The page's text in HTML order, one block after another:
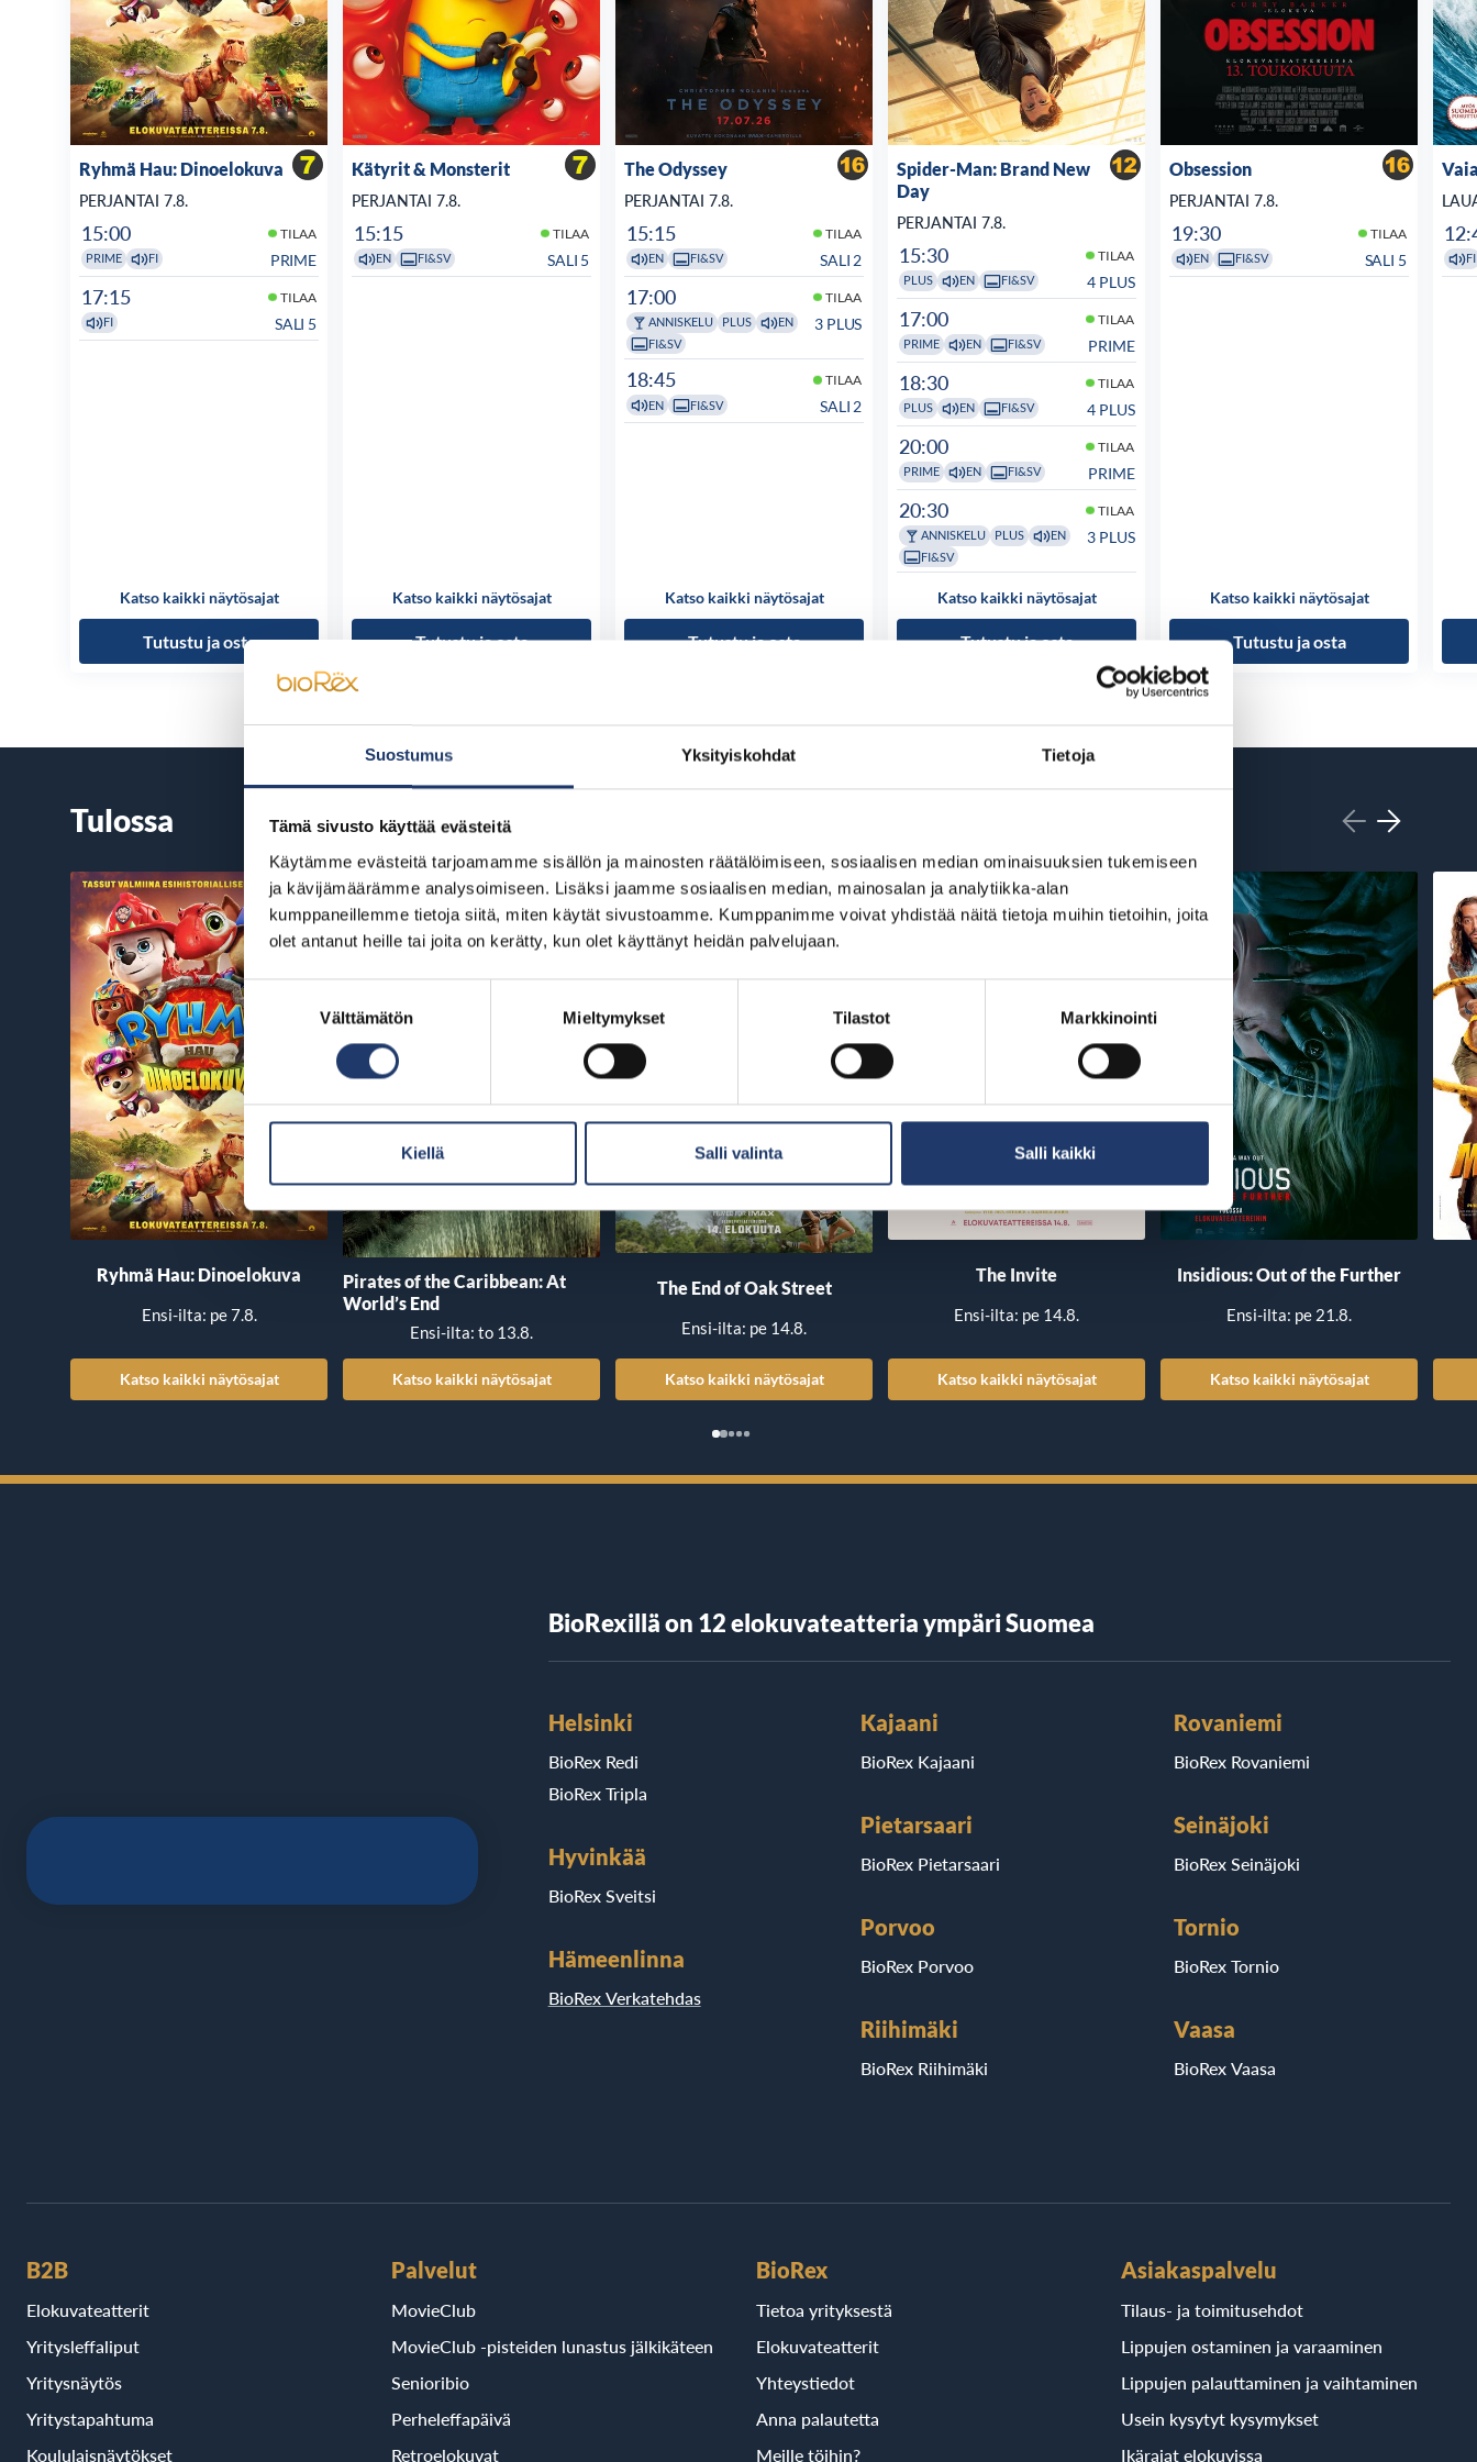
Suostumus Yksityiskohdat Tietoja
Tämä sivusto käyttää evästeitä
Käytämme evästeitä tarjoamamme sisällön ja mainosten räätälöimiseen, sosiaalisen median ominaisuuksien tukemiseen
ja kävijämäärämme analysoimiseen. Lisäksi jaamme sosiaalisen median, mainosalan ja analytiikka-alan
kumppaneillemme tietoja siitä, miten käytät sivustoamme. Kumppanimme voivat yhdistää näitä tietoja muihin tietoihin, joita
olet antanut heille tai joita on kerätty, kun olet käyttänyt heidän palvelujaan.
Suostumuksen
valinta
Välttämätön Mieltymykset Tilastot Markkinointi
Kiellä Salli valinta Salli kaikki
Ryhmä Hau: Dinoelokuva
PERJANTAI 7.8.
15:00 TILAA
PRIME FI PRIME
17:15 TILAA
FI SALI 5
Katso kaikki näytösajat
Tutustu ja osta
Kätyrit & Monsterit
PERJANTAI 7.8.
15:15 TILAA
EN FI&SV SALI 5
Katso kaikki näytösajat
Tutustu ja osta
The Odyssey
PERJANTAI 7.8.
15:15 TILAA
EN FI&SV SALI 2
17:00 TILAA
ANNISKELU PLUS
EN
FI&SV
3 PLUS
18:45 TILAA
EN FI&SV SALI 2
Katso kaikki näytösajat
Tutustu ja osta
Spider-Man: Brand New
Day
PERJANTAI 7.8.
15:30 TILAA
PLUS EN FI&SV 4 PLUS
17:00 TILAA
PRIME EN FI&SV PRIME
18:30 TILAA
PLUS EN FI&SV 4 PLUS
20:00 TILAA
PRIME EN FI&SV PRIME
20:30 TILAA
ANNISKELU PLUS
EN
FI&SV
3 PLUS
Katso kaikki näytösajat
Tutustu ja osta
Obsession
PERJANTAI 7.8.
19:30 TILAA
EN FI&SV SALI 5
Katso kaikki näytösajat
Tutustu ja osta
FI
Tulossa
Ryhmä Hau: Dinoelokuva
Ensi-ilta: pe 7.8.
Katso kaikki näytösajat
Pirates of the Caribbean: At
World’s End
Ensi-ilta: to 13.8.
Katso kaikki näytösajat
The End of Oak Street
Ensi-ilta: pe 14.8.
Katso kaikki näytösajat
The Invite
Ensi-ilta: pe 14.8.
Katso kaikki näytösajat
Insidious: Out of the Further
Ensi-ilta: pe 21.8.
Katso kaikki näytösajat
BioRexillä on 12 elokuvateatteria ympäri Suomea
Helsinki
BioRex Redi
BioRex Tripla
Hyvinkää
BioRex Sveitsi
Hämeenlinna
BioRex Verkatehdas
Kajaani
BioRex Kajaani
Pietarsaari
BioRex Pietarsaari
Porvoo
BioRex Porvoo
Riihimäki
BioRex Riihimäki
Rovaniemi
BioRex Rovaniemi
Seinäjoki
BioRex Seinäjoki
Tornio
BioRex Tornio
Vaasa
BioRex Vaasa
B2B
Elokuvateatterit
Yritysleffaliput
Yritysnäytös
Yritystapahtuma
Koululaisnäytökset
Palvelut
MovieClub
MovieClub -pisteiden lunastus jälkikäteen
Senioribio
Perheleffapäivä
Retroelokuvat
BioRex
Tietoa yrityksestä
Elokuvateatterit
Yhteystiedot
Anna palautetta
Meille töihin?
Asiakaspalvelu
Tilaus- ja toimitusehdot
Lippujen ostaminen ja varaaminen
Lippujen palauttaminen ja vaihtaminen
Usein kysytyt kysymykset
Ikärajat elokuvissa